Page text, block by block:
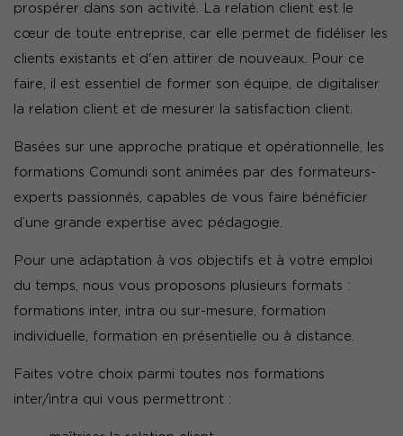
prospérer dans son activité. La relation client est le
cœur de toute entreprise, car elle permet de fidéliser les
clients existants et d'en attirer de nouveaux. Pour ce
faire, il est essentiel de former son équipe, de digitaliser
la relation client et de mesurer la satisfaction client.
Basées sur une approche pratique et opérationnelle, les
formations Comundi sont animées par des formateurs-
experts passionnés, capables de vous faire bénéficier
d’une grande expertise avec pédagogie.
Pour une adaptation à vos objectifs et à votre emploi
du temps, nous vous proposons plusieurs formats :
formations inter, intra ou sur-mesure, formation
individuelle, formation en présentielle ou à distance.
Faites votre choix parmi toutes nos formations
inter/intra qui vous permettront :